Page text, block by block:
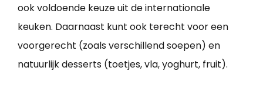
ook voldoende keuze uit de internationale
keuken. Daarnaast kunt ook terecht voor een
voorgerecht (zoals verschillend soepen) en
natuurlijk desserts (toetjes, vla, yoghurt, fruit).